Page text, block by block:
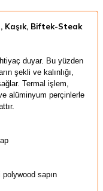
Kaşık, Biftek-Steak
duyar. Bu yüzden
şekli ve kalınlığı,
Termal işlem,
ve alüminyum perçinlerle
.
sapın